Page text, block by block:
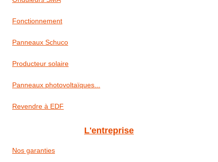
Fonctionnement
Panneaux Schuco
Producteur solaire
Panneaux photovoltaïques...
Revendre à EDF
L'entreprise
Nos garanties